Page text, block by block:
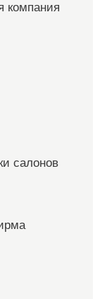
компания
салонов